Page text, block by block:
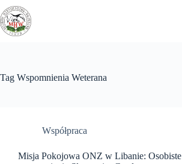
Przejdź
do
treści
Tag Wspomnienia Weterana
Współpraca
Misja Pokojowa ONZ w Libanie: Osobiste